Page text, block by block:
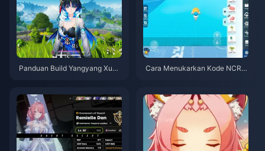
Panduan Build Yangyang Xuan
Cara Menukarkan Kode NCRC